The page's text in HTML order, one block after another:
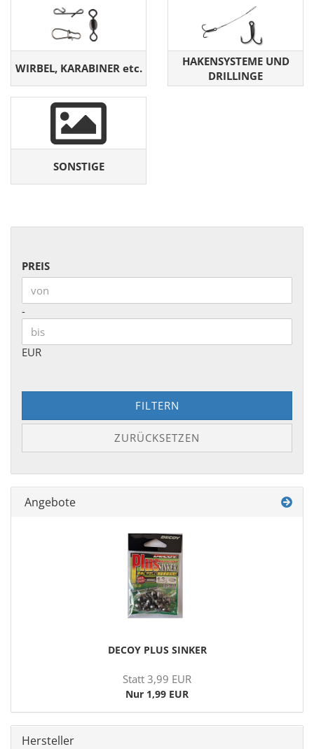
WIRBEL, KARABINER etc.
HAKENSYSTEME UND
DRILLINGE
SONSTIGE
PREIS
PREIS
Preis bis
-
EUR
FILTERN
ZURÜCKSETZEN
Angebote
DECOY PLUS SIN­KER
Statt 3,99 EUR
Nur 1,99 EUR
Hersteller